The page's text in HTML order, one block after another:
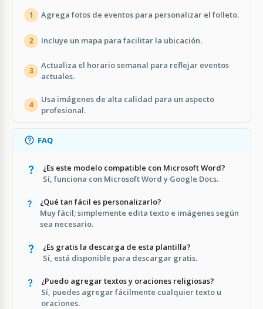
1 Agrega fotos de eventos para personalizar el folleto.
2 Incluye un mapa para facilitar la ubicación.
3
Actualiza el horario semanal para reflejar eventos
actuales.
4
Usa imágenes de alta calidad para un aspecto
profesional.
FAQ
¿Es este modelo compatible con Microsoft Word?
Sí, funciona con Microsoft Word y Google Docs.
¿Qué tan fácil es personalizarlo?
Muy fácil; simplemente edita texto e imágenes según
sea necesario.
¿Es gratis la descarga de esta plantilla?
Sí, está disponible para descargar gratis.
¿Puedo agregar textos y oraciones religiosas?
Sí, puedes agregar fácilmente cualquier texto u
oraciones.